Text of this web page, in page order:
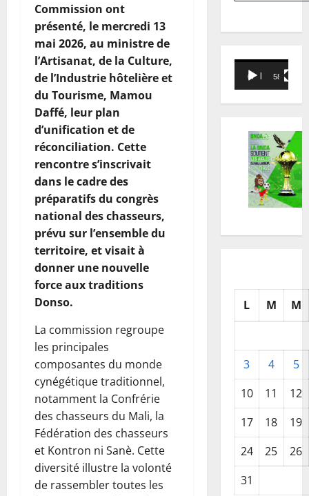
Commission ont
présenté, le mercredi 13
mai 2026, au ministre de
l’Artisanat, de la Culture,
de l’Industrie hôtelière et
du Tourisme, Mamou
Daffé, leur plan
d’unification et de
réconciliation. Cette
rencontre s’inscrivait
dans le cadre des
préparatifs du congrès
national des chasseurs,
prévu sur l’ensemble du
territoire, et visait à
donner une nouvelle
force aux traditions
Donso.
La commission regroupe
les principales
composantes du monde
cynégétique traditionnel,
notamment la Confrérie
des chasseurs du Mali, la
Fédération des chasseurs
et Kontron ni Sanè. Cette
diversité illustre la volonté
de rassembler toutes les
Lecteur
vidéo
00:00 58:18
L M M
3 4
5
10
11
12
17
18
19
24
25
26
31